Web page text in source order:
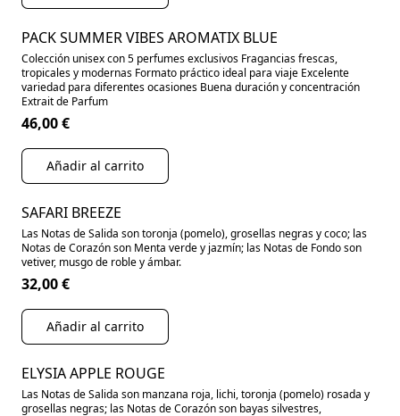
PACK SUMMER VIBES AROMATIX BLUE
Colección unisex con 5 perfumes exclusivos Fragancias frescas,
tropicales y modernas Formato práctico ideal para viaje Excelente
variedad para diferentes ocasiones Buena duración y concentración
Extrait de Parfum
46,00 €
Añadir al carrito
SAFARI BREEZE
Las Notas de Salida son toronja (pomelo), grosellas negras y coco; las
Notas de Corazón son Menta verde y jazmín; las Notas de Fondo son
vetiver, musgo de roble y ámbar.
32,00 €
Añadir al carrito
ELYSIA APPLE ROUGE
Las Notas de Salida son manzana roja, lichi, toronja (pomelo) rosada y
grosellas negras; las Notas de Corazón son bayas silvestres,